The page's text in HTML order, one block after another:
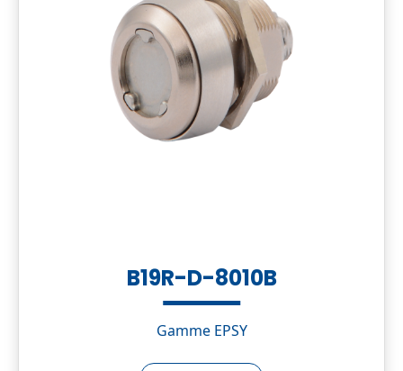
B19R-D-8010B
Gamme EPSY